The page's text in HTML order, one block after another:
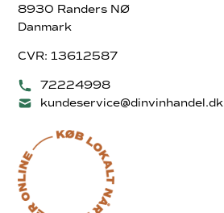
8930 Randers NØ
Danmark
CVR: 13612587
72224998
kundeservice@dinvinhandel.dk